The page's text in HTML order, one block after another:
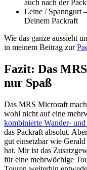
auch nach der
Leine / Spanngurt
Deinem Packraft
Wie das ganze aussieht
in meinem Beitrag zur
Fazit: Das
nur Spaß
Das MRS Microraft
wohl nicht auf eine
kombinierte Wander- und
das Packraft absolut.
gut einsetzbar wie
hat. Mir ist das
für eine mehrwöchige